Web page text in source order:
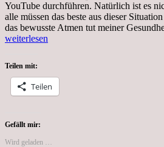
YouTube durchführen. Natürlich ist es
alle müssen das beste aus dieser
das bewusste Atmen tut meiner
weiterlesen
Teilen mit:
Teilen
Gefällt mir:
Wird geladen …